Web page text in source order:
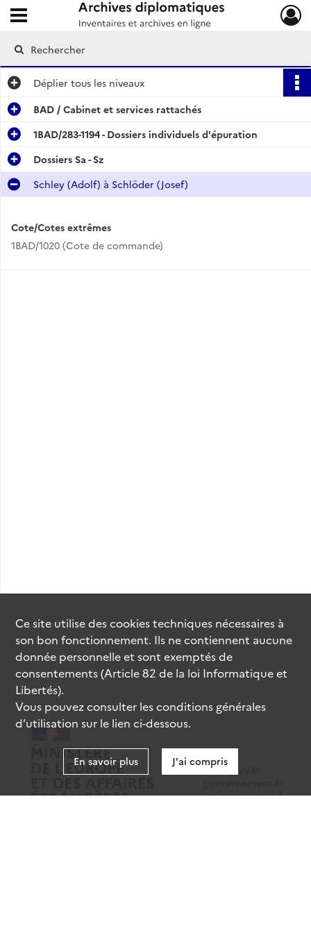
Archives diplomatiques
Ouvrir le menu déroulant
Déplier tous les niveaux
BAD / Cabinet et services rattachés
1BAD/283-1194 - Dossiers individuels d'épuration
Dossiers Sa - Sz
Schley (Adolf) à Schlöder (Josef)
Cote/Cotes extrêmes
1BAD/1020 (Cote de commande)
data.gouv.fr
legifrance.gouv.fr
Ce site utilise descookiestechniques nécessaires à
son bon fonctionnement. Ils ne contiennent aucune
donnée personnelle et sont exemptés de
consentements (Article 82 de la loi Informatique et
Libertés).
Vous pouvez consulter les conditions générales
d’utilisation sur le lien ci-dessous.
En savoir plus J'ai compris